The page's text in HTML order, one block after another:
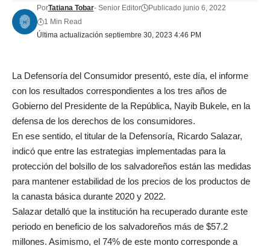
Última actualización septiembre 30, 2023 4:46 PM
PorTatiana Tobar- Senior Editor
Publicado junio 6, 2022
1 Min Read
La Defensoría del Consumidor presentó, este día, el informe
con los resultados correspondientes a los tres años de
Gobierno del Presidente de la República, Nayib Bukele, en la
defensa de los derechos de los consumidores.
En ese sentido, el titular de la Defensoría, Ricardo Salazar,
indicó que entre las estrategias implementadas para la
protección del bolsillo de los salvadoreños están las medidas
para mantener estabilidad de los precios de los productos de
la canasta básica durante 2020 y 2022.
Salazar detalló que la institución ha recuperado durante este
periodo en beneficio de los salvadoreños más de $57.2
millones. Asimismo, el 74% de este monto corresponde a